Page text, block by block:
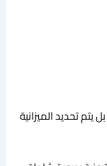
يتم تحديد الميزانية